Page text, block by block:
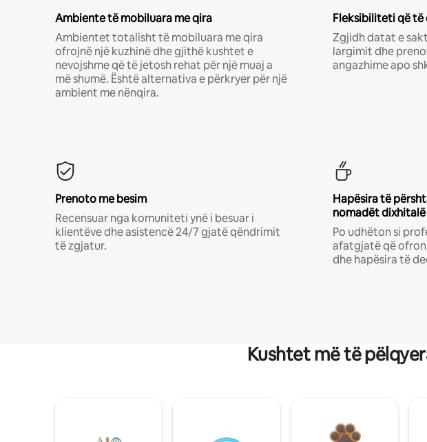
Ambiente të mobiluara me qira
Ambientet totalisht të mobiluara me qira
ofrojnë një kuzhinë dhe gjithë kushtet e
nevojshme që të jetosh rehat për një muaj a
më shumë. Është alternativa e përkryer për një
ambient me nënqira.
Fleksibiliteti që të
Zgjidh datat e
largimit dhe
angazhime apo
Prenoto me besim
Recensuar nga komuniteti ynë i besuar i
klientëve dhe asistencë 24/7 gjatë qëndrimit
të zgjatur.
Hapësira të
nomadët dixhitalë
Po udhëton si
afatgjatë që
dhe hapësira të
Kushtet më të